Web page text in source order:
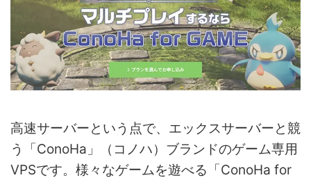
高速サーバーという点で、エックスサーバーと競
う「ConoHa」（コノハ）ブランドのゲーム専用
VPSです。様々なゲームを遊べる「ConoHa for